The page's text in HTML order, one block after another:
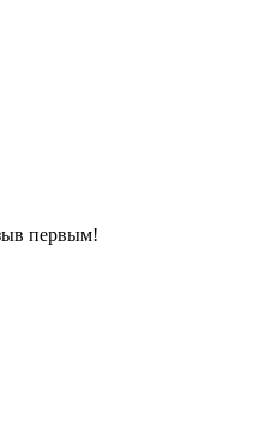
первым!